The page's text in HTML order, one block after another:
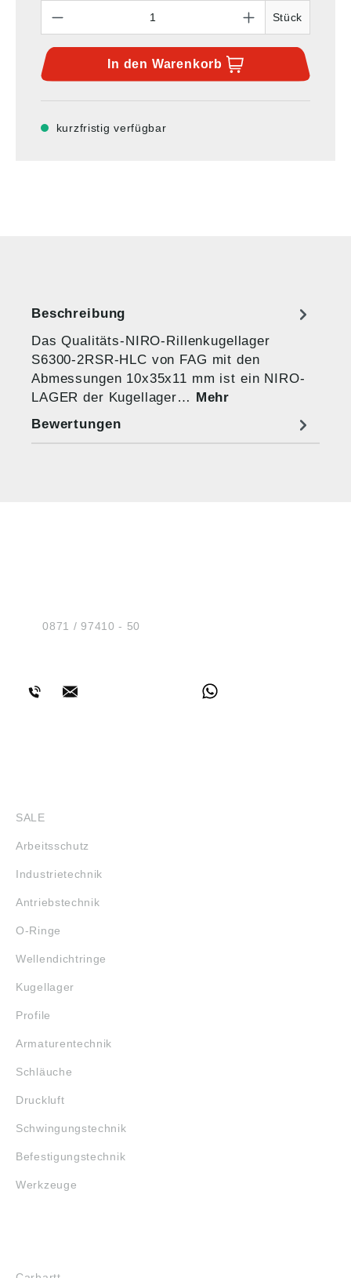
Stück
In den Warenkorb
kurzfristig verfügbar
Beschreibung
Das Qualitäts-NIRO-Rillenkugellager
S6300-2RSR-HLC von FAG mit den
Abmessungen 10x35x11 mm ist ein NIRO-
LAGER der Kugellager… Mehr
Bewertungen
Tel.:0871 / 97410 - 50
SALE
Arbeitsschutz
Industrietechnik
Antriebstechnik
O-Ringe
Wellendichtringe
Kugellager
Profile
Armaturentechnik
Schläuche
Druckluft
Schwingungstechnik
Befestigungstechnik
Werkzeuge